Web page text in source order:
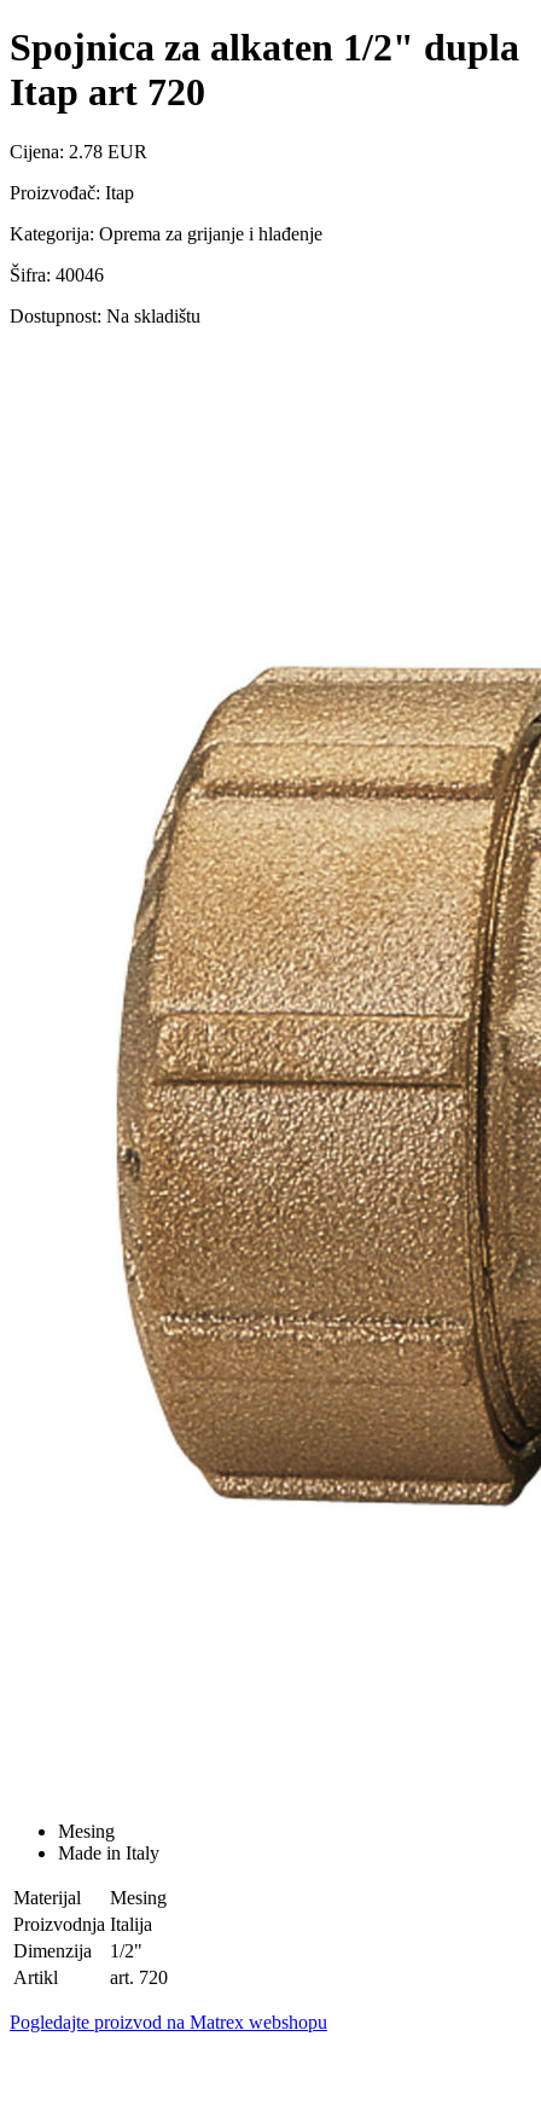
Spojnica za alkaten 1/2" dupla
Itap art 720
Cijena: 2.78 EUR
Proizvođač: Itap
Kategorija: Oprema za grijanje i hlađenje
Šifra: 40046
Dostupnost: Na skladištu
Mesing
Made in Italy
Materijal
Mesing
Proizvodnja Italija
Dimenzija
1/2"
Artikl
art. 720
Pogledajte proizvod na Matrex webshopu